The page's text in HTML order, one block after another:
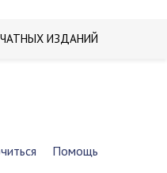
ИЗДАНИЙ
Помощь